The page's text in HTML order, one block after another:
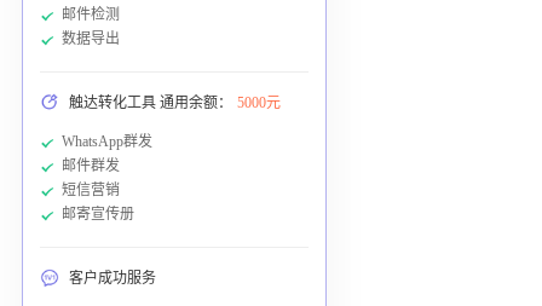
邮件检测
数据导出
触达转化工具 通用余额： 5000元
WhatsApp群发
邮件群发
短信营销
邮寄宣传册
客户成功服务